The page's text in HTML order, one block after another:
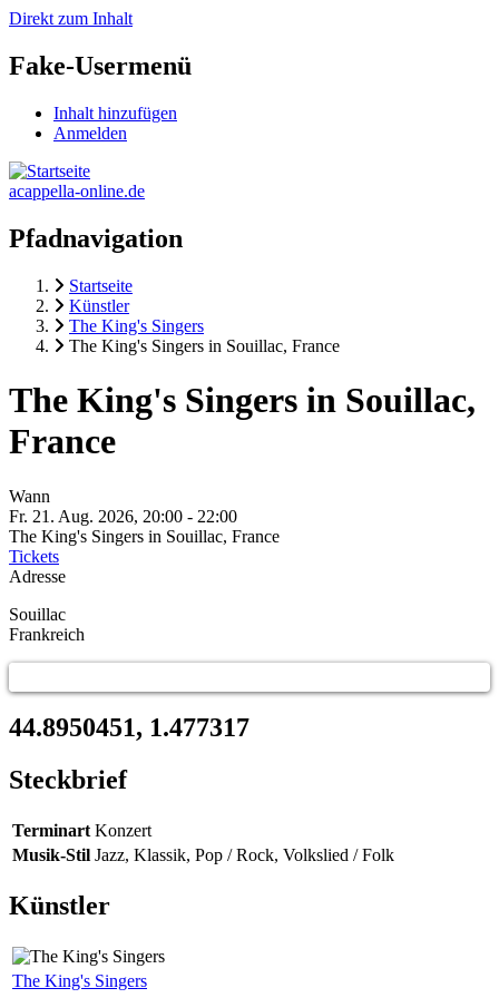
Direkt zum Inhalt
Fake-Usermenü
Inhalt hinzufügen
Anmelden
acappella-online.de
Pfadnavigation
Startseite
Künstler
The King's Singers
The King's Singers in Souillac, France
The King's Singers in Souillac,
France
Wann
Fr. 21. Aug. 2026, 20:00 - 22:00
The King's Singers in Souillac, France
Tickets
Adresse
Souillac
Frankreich
44.8950451, 1.477317
Steckbrief
Terminart Konzert
Musik-Stil Jazz, Klassik, Pop / Rock, Volkslied / Folk
Künstler
The King's Singers